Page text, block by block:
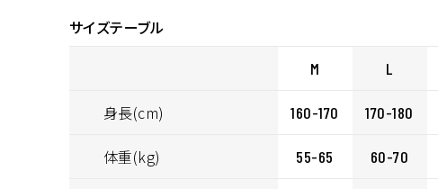
サイズテーブル
M L
身長(cm) 160-170 170-180
体重(kg) 55-65 60-70